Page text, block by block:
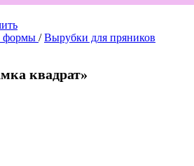
формы / Вырубки для пряников
квадрат»